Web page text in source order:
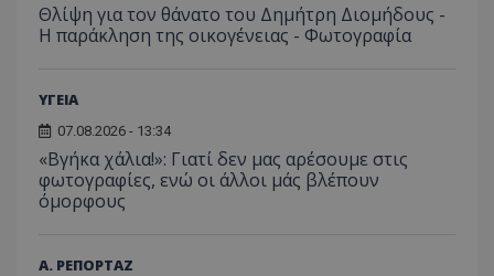
Θλίψη για τον θάνατο του Δημήτρη Διομήδους -
Η παράκληση της οικογένειας - Φωτογραφία
ΥΓΕΙΑ
07.08.2026 - 13:34
«Βγήκα χάλια!»: Γιατί δεν μας αρέσουμε στις
φωτογραφίες, ενώ οι άλλοι μάς βλέπουν
όμορφους
Α. ΡΕΠΟΡΤΑΖ